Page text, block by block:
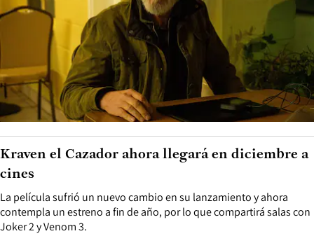
La película sufrió un nuevo cambio en su lanzamiento y ahora
contempla un estreno a fin de año, por lo que compartirá salas con
Joker 2 y Venom 3.
Kraven el Cazador ahora llegará en diciembre a
cines